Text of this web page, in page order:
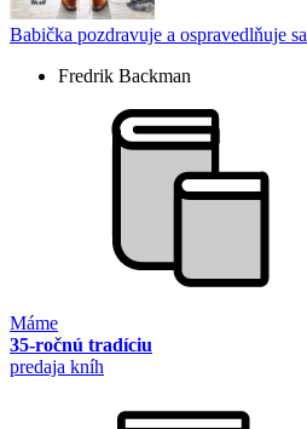
Babička pozdravuje a ospravedlňuje sa
Fredrik Backman
Máme
35-ročnú tradíciu
predaja kníh